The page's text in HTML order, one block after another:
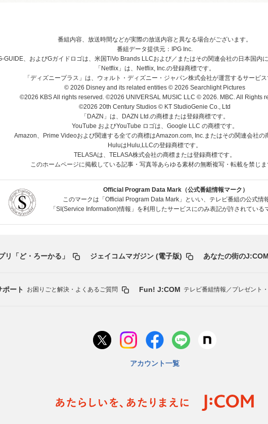
番組内容、放送時間などが実際の放送内容と異なる場合がございます。
番組データ提供元：IPG Inc.
GUIDE、およびGガイドロゴは、米国TiVo Brands LLCおよび／またはその関連会社の日本国内
「Netflix」は、Netflix, Inc.の登録商標です。
「ディズニープラス」は、ウォルト・ディズニー・ジャパン株式会社が運営するサービ
© 2026 Disney and its related entities © 2026 Searchlight Pictures
©2026 KBS All rights reserved. ©2026 UNIVERSAL MUSIC LLC © 2026. MBC. All Rights
©2026 20th Century Studios © KT StudioGenie Co., Ltd
「DAZN」は、DAZN Ltd.の商標または登録商標です。
YouTube およびYouTube ロゴは、Google LLC の商標です。
Amazon、Prime Videoおよび関連する全ての商標はAmazon.com, Inc.またはその関連会社の
HuluはHulu,LLCの登録商標です。
TELASAは、TELASA株式会社の商標または登録商標です。
このホームページに掲載している記事・写真等あらゆる素材の無断複写・転載を禁じ
Official Program Data Mark（公式番組情報マーク）
このマークは「Official Program Data Mark」といい、テレビ番組の公式情
「SI(Service Information)情報」を利用したサービスにのみ表記が許されている
リ「ど・ろーかる」 ジェイコムマガジン (電子版) あなたの街の
ポート お困りごと解決・よくあるご質問 Fun! J:COM テレビ番組情報／プレゼント
アカウント一覧